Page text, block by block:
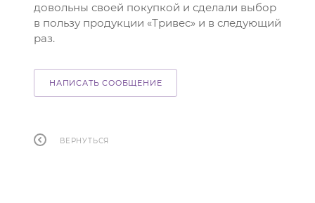
довольны своей покупкой и сделали выбор
в пользу продукции «Тривес» и в следующий
раз.
НАПИСАТЬ СООБЩЕНИЕ
ВЕРНУТЬСЯ